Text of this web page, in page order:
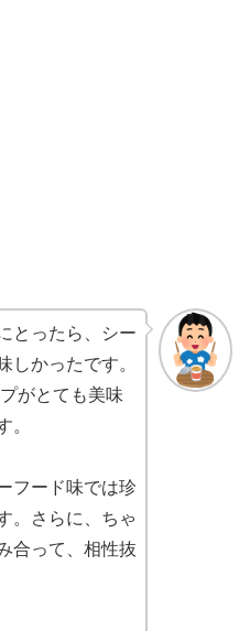
とったら、シー
しかったです。
がとても美味
。
フード味では珍
。さらに、ちゃ
合って、相性抜